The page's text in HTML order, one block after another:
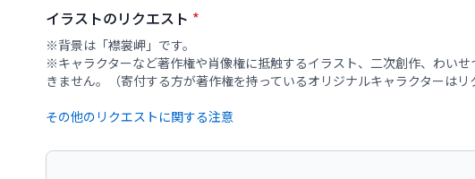
イラストのリクエスト *
※背景は「襟裳岬」です。
※キャラクターなど著作権や肖像権に抵触するイラスト、二次創作、わい